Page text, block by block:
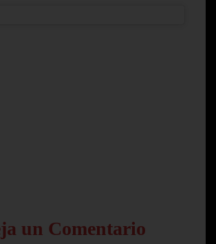
un Comentario